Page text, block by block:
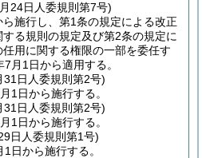
24日 人委規則第7号)
施行し、第1条の規定による改正
る規則の規定及び第2条の規定に
用に関する権限の一部を委任す
月1日から適用する。
31日 人委規則第2号)
1日から施行する。
31日 人委規則第2号)
1日から施行する。
日 人委規則第1号)
日から施行する。